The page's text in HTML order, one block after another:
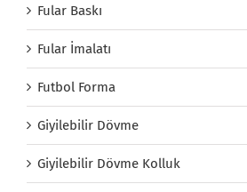
Fular Baskı
Fular İmalatı
Futbol Forma
Giyilebilir Dövme
Giyilebilir Dövme Kolluk